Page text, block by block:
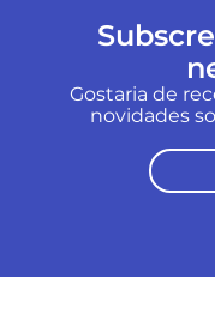
Gostaria de
novidades